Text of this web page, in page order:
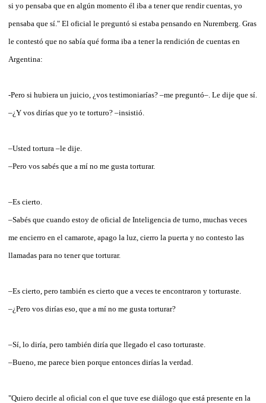
si yo pensaba que en algún momento él iba a tener que rendir cuentas, yo
pensaba que sí." El oficial le preguntó si estaba pensando en Nuremberg. Gras
le contestó que no sabía qué forma iba a tener la rendición de cuentas en
Argentina:
-Pero si hubiera un juicio, ¿vos testimoniarías? –me preguntó–. Le dije que sí.
–¿Y vos dirías que yo te torturo? –insistió.
–Usted tortura –le dije.
–Pero vos sabés que a mí no me gusta torturar.
–Es cierto.
–Sabés que cuando estoy de oficial de Inteligencia de turno, muchas veces
me encierro en el camarote, apago la luz, cierro la puerta y no contesto las
llamadas para no tener que torturar.
–Es cierto, pero también es cierto que a veces te encontraron y torturaste.
–¿Pero vos dirías eso, que a mí no me gusta torturar?
–Sí, lo diría, pero también diría que llegado el caso torturaste.
–Bueno, me parece bien porque entonces dirías la verdad.
"Quiero decirle al oficial con el que tuve ese diálogo que está presente en la